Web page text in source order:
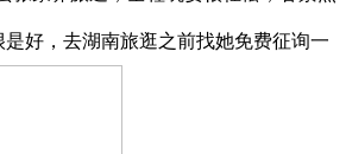
好，去湖南旅逛之前找她免费征询一